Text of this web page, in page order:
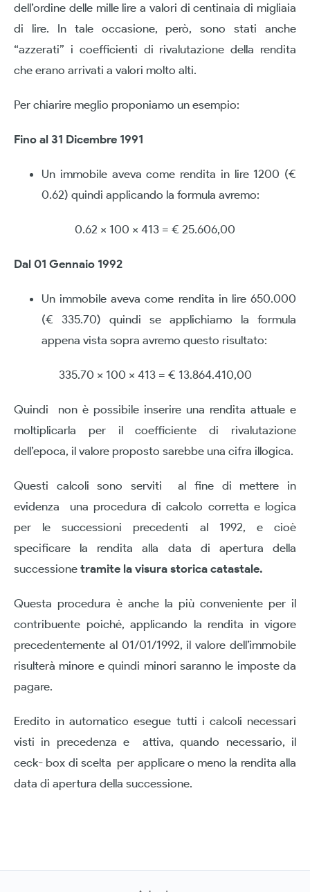
dell’ordine delle mille lire a valori di centinaia di migliaia
di lire. In tale occasione, però, sono stati anche
“azzerati” i coefficienti di rivalutazione della rendita
che erano arrivati a valori molto alti.
Per chiarire meglio proponiamo un esempio:
Fino al 31 Dicembre 1991
Un immobile aveva come rendita in lire 1200 (€
0.62) quindi applicando la formula avremo:
0.62 x 100 x 413 = € 25.606,00
Dal 01 Gennaio 1992
Un immobile aveva come rendita in lire 650.000
(€ 335.70) quindi se applichiamo la formula
appena vista sopra avremo questo risultato:
335.70 x 100 x 413 = € 13.864.410,00
Quindi non è possibile inserire una rendita attuale e
moltiplicarla per il coefficiente di rivalutazione
dell’epoca, il valore proposto sarebbe una cifra illogica.
Questi calcoli sono serviti al fine di mettere in
evidenza una procedura di calcolo corretta e logica
per le successioni precedenti al 1992, e cioè
specificare la rendita alla data di apertura della
successione tramite la visura storica catastale.
Questa procedura è anche la più conveniente per il
contribuente poiché, applicando la rendita in vigore
precedentemente al 01/01/1992, il valore dell’immobile
risulterà minore e quindi minori saranno le imposte da
pagare.
Eredito in automatico esegue tutti i calcoli necessari
visti in precedenza e attiva, quando necessario, il
ceck- box di scelta per applicare o meno la rendita alla
data di apertura della successione.